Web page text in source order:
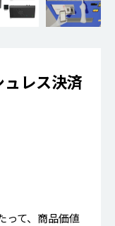
ュレス決済
って、商品価値